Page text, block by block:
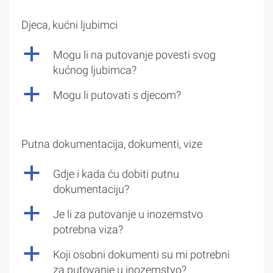
Djeca, kućni ljubimci
a
Mogu li na putovanje povesti svog
kućnog ljubimca?
a Mogu li putovati s djecom?
Putna dokumentacija, dokumenti, vize
a
Gdje i kada ću dobiti putnu
dokumentaciju?
a
Je li za putovanje u inozemstvo
potrebna viza?
a
Koji osobni dokumenti su mi potrebni
za putovanje u inozemstvo?